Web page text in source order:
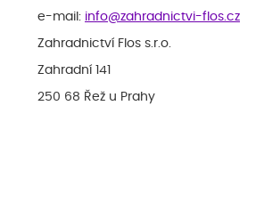
e-mail: info@zahradnictvi-flos.cz
Zahradnictví Flos s.r.o.
Zahradní 141
250 68 Řež u Prahy